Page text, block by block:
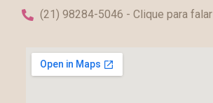
(21) 98284-5046 - Clique para falar